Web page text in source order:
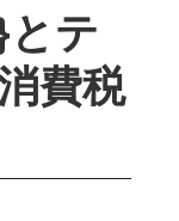
テ
費税